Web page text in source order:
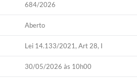
684/2026
Aberto
Lei 14.133/2021, Art 28, I
30/05/2026 às 10h00